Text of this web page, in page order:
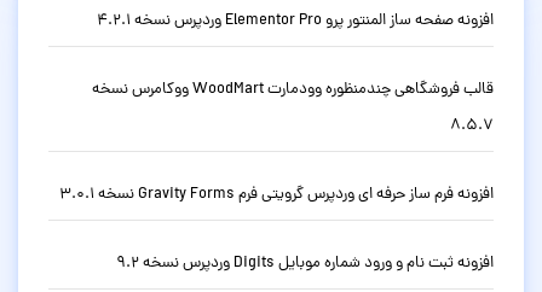
افزونه صفحه ساز المنتور پرو Elementor Pro وردپرس نسخه 4.2.1
قالب فروشگاهی چندمنظوره وودمارت WoodMart ووکامرس نسخه
8.5.7
افزونه فرم ساز حرفه ای وردپرس گرویتی فرم Gravity Forms نسخه 3.0.1
افزونه ثبت نام و ورود شماره موبایل Digits وردپرس نسخه 9.2